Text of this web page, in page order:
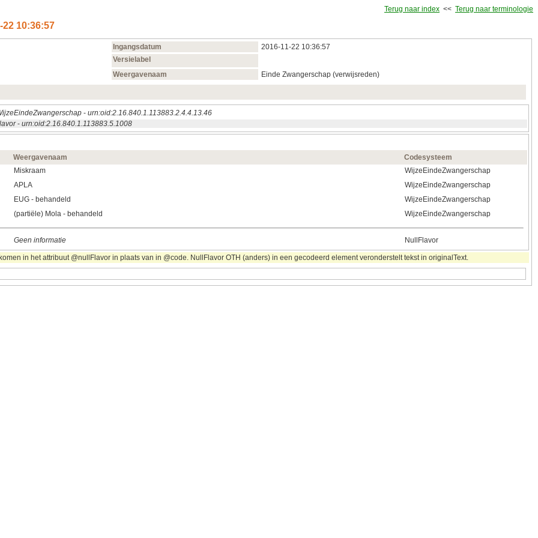
Terug naar index << Terug naar terminologie
10:36:57
Ingangsdatum
2016‑11‑22 10:36:57
Versielabel
Weergavenaam Einde Zwangerschap (verwijsreden)
- urn:oid:2.16.840.1.113883.2.4.4.13.46
- urn:oid:2.16.840.1.113883.5.1008
Weergavenaam
Codesysteem
Miskraam
WijzeEindeZwangerschap
APLA
WijzeEindeZwangerschap
EUG - behandeld
WijzeEindeZwangerschap
(partiële) Mola - behandeld WijzeEindeZwangerschap
Geen informatie NullFlavor
in het attribuut @nullFlavor in plaats van in @code. NullFlavor OTH (anders) in een gecodeerd element veronderstelt tekst in originalText.